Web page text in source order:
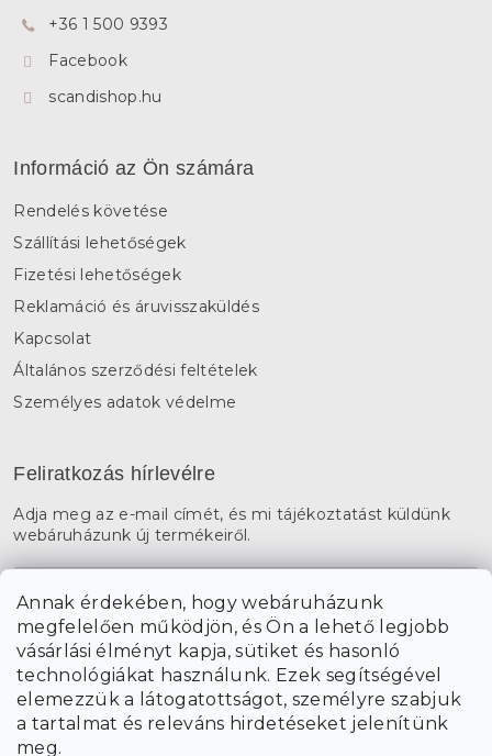
Annak érdekében, hogy webáruházunk
megfelelően működjön, és Ön a lehető legjobb
vásárlási élményt kapja, sütiket és hasonló
technológiákat használunk. Ezek segítségével
elemezzük a látogatottságot, személyre szabjuk
a tartalmat és releváns hirdetéseket jelenítünk
meg.
+36 1 500 9393
Facebook
scandishop.hu
Információ az Ön számára
Rendelés követése
Szállítási lehetőségek
Fizetési lehetőségek
Reklamáció és áruvisszaküldés
Kapcsolat
Általános szerződési feltételek
Személyes adatok védelme
Feliratkozás hírlevélre
Adja meg az e-mail címét, és mi tájékoztatást küldünk
webáruházunk új termékeiről.
A hírlevelekre való feliratkozással egyetérteka személyes
adatok feldolgozásával.
FELIRATKOZÁS